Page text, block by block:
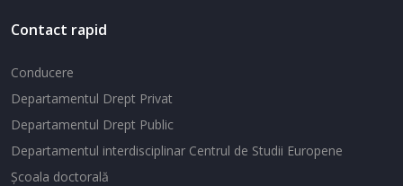
Contact rapid
Conducere
Departamentul Drept Privat
Departamentul Drept Public
Departamentul interdisciplinar Centrul de Studii Europene
Şcoala doctorală